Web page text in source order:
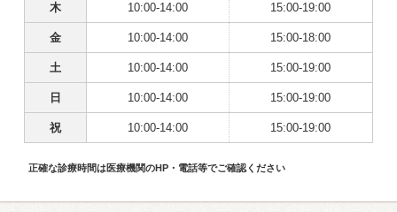
木 10:00-14:00 15:00-19:00
金 10:00-14:00 15:00-18:00
土 10:00-14:00 15:00-19:00
日 10:00-14:00 15:00-19:00
祝 10:00-14:00 15:00-19:00
正確な診療時間は医療機関のHP・電話等でご確認ください